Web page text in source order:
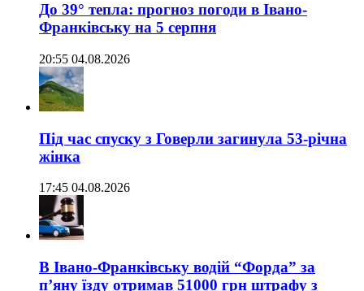
До 39° тепла: прогноз погоди в Івано-
Франківську на 5 серпня
20:55 04.08.2026
Під час спуску з Говерли загинула 53-річна
жінка
17:45 04.08.2026
В Івано-Франківську водій “Форда” за
п’яну їзду отримав 51000 грн штрафу з